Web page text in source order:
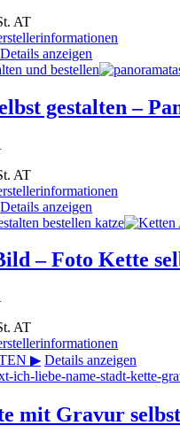
AT
Details anzeigen
gestalten –
AT
Details anzeigen
– Foto Kette
AT
▶ Details anzeigen
mit Gravur